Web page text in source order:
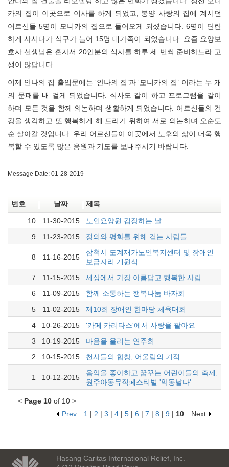
카의 집이 이곳으로 이사를 하게 되었고, 봉양 사랑의 집에 계시던
어르신들 5명이 모니카의 집으로 들어오게 되셨습니다. 6명이 단란
하게 사시다가 식구가 늘어 15명 대가족이 되었습니다. 요즘 요양보
호사 선생님은 혼자서 20인분의 식사를 하루 세 번씩 준비하느라 고
생이 많답니다.
이제 안나의 집 출입문에는 ‘안나의 집’과 ‘모니카의 집’ 이라는 두 개
의 문패를 내 걸게 되었습니다. 식사도 같이 하고 프로그램을 같이
하며 모든 것을 함께 의논하며 생활하게 되었습니다. 어르신들의 건
강을 생각하고 또 행복하게 해 드리기 위하여 서로 의논하며 오순도
순 살아갈 것입니다. 우리 어르신들이 이곳에서 노후의 삶이 더욱 행
복할 수 있도록 많은 응원과 기도를 보내주시기 바랍니다.
Message Date: 01-28-2019
번호 날짜 제목
10 11-30-2015
노인요양원 김장하는 날
9
11-23-2015 정의와 평화를 위해 걷는 사람들
8 11-16-2015
삼척시 도계재가노인복지센터 및 장애인
보금자리 개원식
7
11-15-2015
세상에서 가장 아름답고 행복한 사람
6
11-09-2015
함께 소통하는 행복나눔 바자회
5
11-02-2015
제10회 장애인 한마당 체육대회
4
10-26-2015
'카페 카리타스'에서 사랑을 팔아요
3
10-19-2015
마음을 울리는 연주회
2
10-15-2015 천사들의 합창, 어울림의 기적
1 10-12-2015
음악을 좋아하고 꿈꾸는 어린이들의 축제,
원주아동뮤직페스티벌 '악동날다'
< Page 10 of 10 >
Prev
1 | 2 | 3 | 4 | 5 | 6 | 7 | 8 | 9 | 10 Next
Hasang Caritas International Relief, Inc.